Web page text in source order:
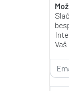
Vaš